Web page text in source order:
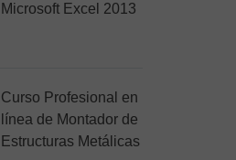
Microsoft Excel 2013
Curso Profesional en
línea de Montador de
Estructuras Metálicas